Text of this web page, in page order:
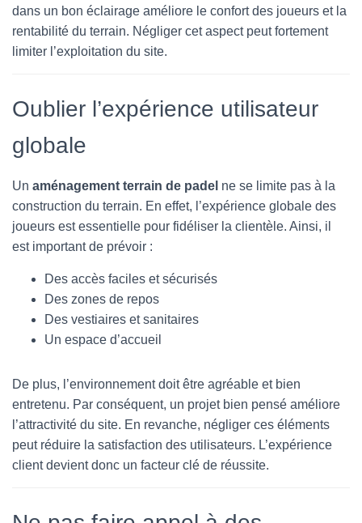
dans un bon éclairage améliore le confort des joueurs et la
rentabilité du terrain. Négliger cet aspect peut fortement
limiter l’exploitation du site.
Oublier l’expérience utilisateur
globale
Un aménagement terrain de padel ne se limite pas à la
construction du terrain. En effet, l’expérience globale des
joueurs est essentielle pour fidéliser la clientèle. Ainsi, il
est important de prévoir :
Des accès faciles et sécurisés
Des zones de repos
Des vestiaires et sanitaires
Un espace d’accueil
De plus, l’environnement doit être agréable et bien
entretenu. Par conséquent, un projet bien pensé améliore
l’attractivité du site. En revanche, négliger ces éléments
peut réduire la satisfaction des utilisateurs. L’expérience
client devient donc un facteur clé de réussite.